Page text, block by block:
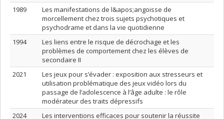
1989
Les manifestations de l&apos;angoisse de
morcellement chez trois sujets psychotiques et
psychodrame et dans la vie quotidienne
1994
Les liens entre le risque de décrochage et les
problèmes de comportement chez les élèves de
secondaire II
2021
Les jeux pour s’évader : exposition aux stresseurs et
utilisation problématique des jeux vidéo lors du
passage de l’adolescence à l’âge adulte : le rôle
modérateur des traits dépressifs
2024
Les interventions efficaces pour soutenir la réussite